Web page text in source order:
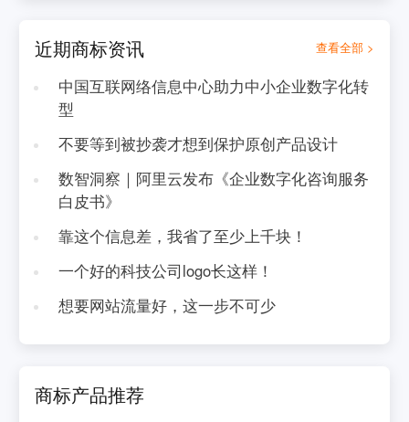
近期商标资讯 查看全部 >
中国互联网络信息中心助力中小企业数字化转
型
不要等到被抄袭才想到保护原创产品设计
数智洞察｜阿里云发布《企业数字化咨询服务
白皮书》
靠这个信息差，我省了至少上千块！
一个好的科技公司logo长这样！
想要网站流量好，这一步不可少
商标产品推荐